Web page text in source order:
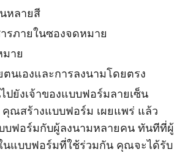
หลายสี
รภายในซองจดหมาย
มาย
นเองและการลงนามโดยตรง
ปยังเจ้าของแบบฟอร์มลายเซ็น
คุณสร้างแบบฟอร์ม เผยแพร่ แล้ว
บฟอร์มกับผู้ลงนามหลายคน ทันทีที่ผู้
นแบบฟอร์มที่ใช้ร่วมกัน คุณจะได้รับ